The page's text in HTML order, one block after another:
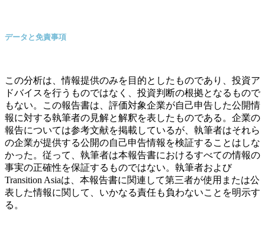
データと免責事項
この分析は、情報提供のみを目的としたものであり、投資ア
ドバイスを行うものではなく、投資判断の根拠となるもので
もない。この報告書は、評価対象企業が自己申告した公開情
報に対する執筆者の見解と解釈を表したものである。企業の
報告については参考文献を掲載しているが、執筆者はそれら
の企業が提供する公開の自己申告情報を検証することはしな
かった。従って、執筆者は本報告書におけるすべての情報の
事実の正確性を保証するものではない。執筆者および
Transition Asiaは、本報告書に関連して第三者が使用または公
表した情報に関して、いかなる責任も負わないことを明示す
る。